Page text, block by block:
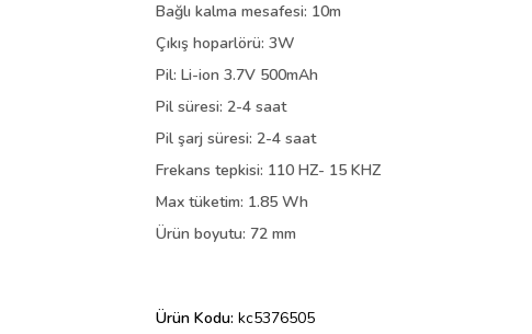
Bağlı kalma mesafesi: 10m
Çıkış hoparlörü: 3W
Pil: Li-ion 3.7V 500mAh
Pil süresi: 2-4 saat
Pil şarj süresi: 2-4 saat
Frekans tepkisi: 110 HZ- 15 KHZ
Max tüketim: 1.85 Wh
Ürün boyutu: 72 mm
Ürün Kodu: kc5376505